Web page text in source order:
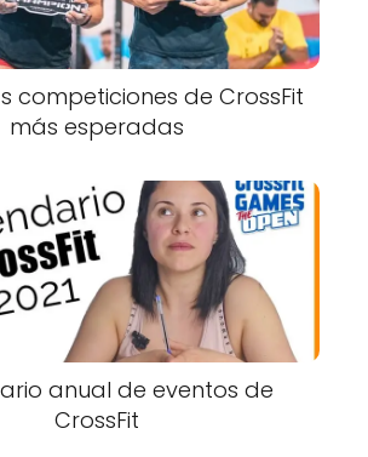
competiciones de CrossFit
más esperadas
anual de eventos de
CrossFit